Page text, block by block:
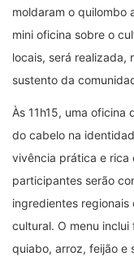
moldaram o quilombo
mini oficina sobre o
locais, será realizada,
sustento da
Às 11h15, uma
do cabelo na
vivência prática e rica
participantes serão
ingredientes
cultural. O menu
quiabo, arroz, feijão e